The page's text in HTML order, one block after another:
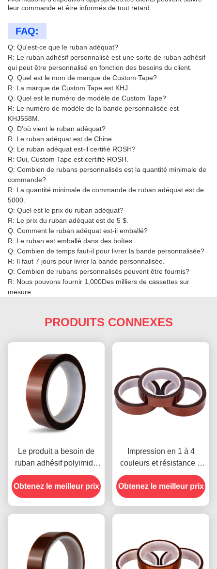
leur commande et être informés de tout retard.
FAQ:
Q: Qu'est-ce que le ruban adéquat?
R: Le ruban adhésif personnalisé est une sorte de ruban adhésif
qui peut être personnalisé en fonction des besoins du client.
Q: Quel est le nom de marque de Custom Tape?
R: La marque de Custom Tape est KHJ.
Q: Quel est le numéro de modèle de Custom Tape?
R: Le numéro de modèle de la bande personnalisée est
KHJ558M.
Q: D'où vient le ruban adéquat?
R: Le ruban adéquat est de Chine.
Q: Le ruban adéquat est-il certifié ROSH?
R: Oui, Custom Tape est certifié ROSH.
Q: Combien de rubans personnalisés est la quantité minimale de
commande?
R: La quantité minimale de commande de ruban adéquat est de
5000.
Q: Quel est le prix du ruban adéquat?
R: Le prix du ruban adéquat est de 5 $.
Q: Comment le ruban adéquat est-il emballé?
R: Le ruban est emballé dans des boîtes.
Q: Combien de temps faut-il pour livrer la bande personnalisée?
R: Il faut 7 jours pour livrer la bande personnalisée.
Q: Combien de rubans personnalisés peuvent être fournis?
R: Nous pouvons fournir 1,000Des milliers de cassettes sur
mesure.
PRODUITS CONNEXES
Le produit a besoin de
ruban adhésif polyimide
avec résistance à la
tension de 1000 V
Obtenez le meilleur prix
Impression en 1 à 4
couleurs et résistance à
la température -10°C à
80°C Méthode de
paiement par carte de
Obtenez le meilleur prix